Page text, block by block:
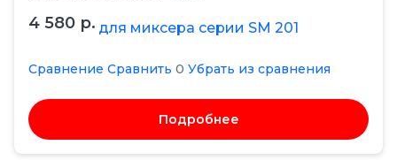
4 580 р.
Сравнение Сравнить 0 Убрать из сравнения
Подробнее